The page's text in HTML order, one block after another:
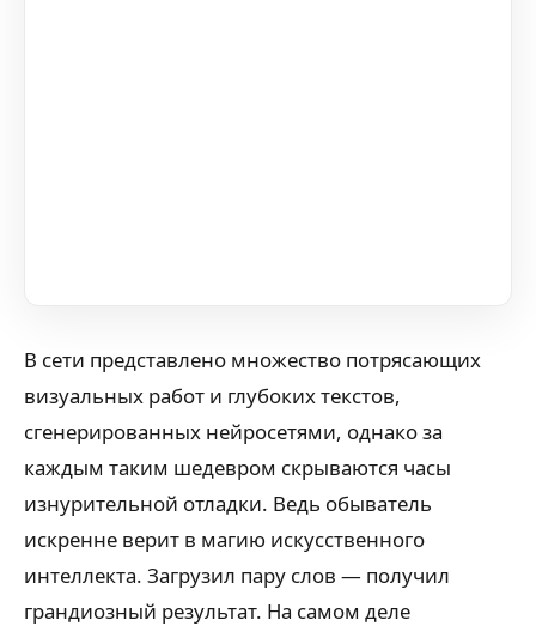
В сети представлено множество потрясающих
визуальных работ и глубоких текстов,
сгенерированных нейросетями, однако за
каждым таким шедевром скрываются часы
изнурительной отладки. Ведь обыватель
искренне верит в магию искусственного
интеллекта. Загрузил пару слов — получил
грандиозный результат. На самом деле